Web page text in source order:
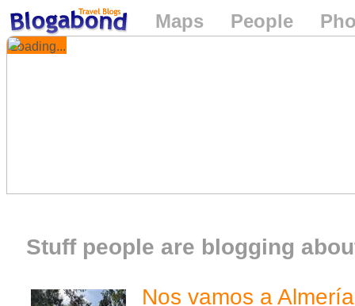
Loading...
Maps People
Stuff people are blogging
Nos vamos a Almería